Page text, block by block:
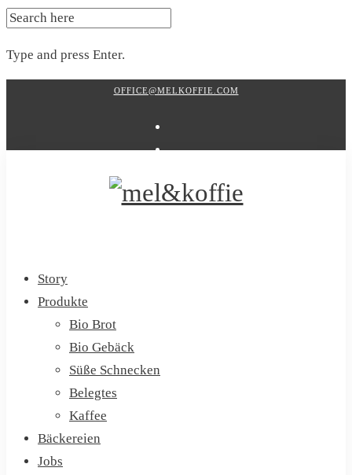
SEARCH
Type and press Enter.
OFFICE@MELKOFFIE.COM
Story
Produkte
Bio Brot
Bio Gebäck
Süße Schnecken
Belegtes
Kaffee
Bäckereien
Jobs